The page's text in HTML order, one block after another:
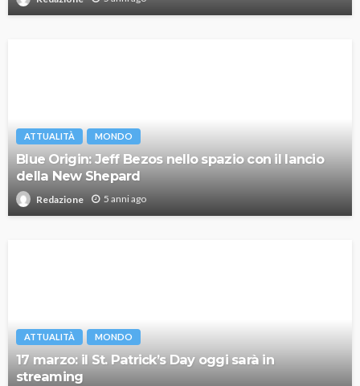
ATTUALITÀ MONDO
Blue Origin: Jeff Bezos nello spazio con il lancio
della New Shepard
Redazione 5 anni ago
ATTUALITÀ MONDO
17 marzo: il St. Patrick’s Day oggi sarà in
streaming